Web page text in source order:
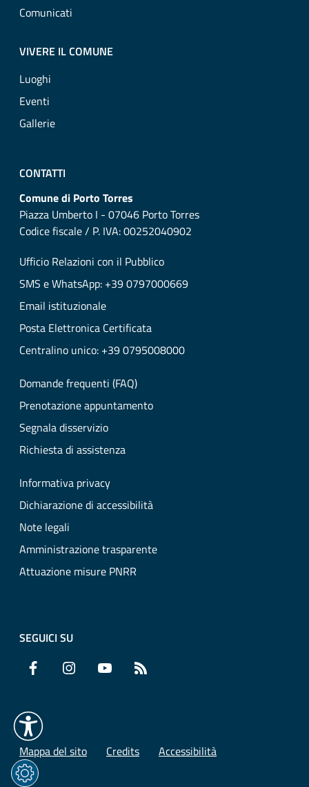
Comunicati
VIVERE IL COMUNE
Luoghi
Eventi
Gallerie
CONTATTI
Comune di Porto Torres
Piazza Umberto I - 07046 Porto Torres
Codice fiscale / P. IVA: 00252040902
Ufficio Relazioni con il Pubblico
SMS e WhatsApp: +39 0797000669
Email istituzionale
Posta Elettronica Certificata
Centralino unico: +39 0795008000
Domande frequenti (FAQ)
Prenotazione appuntamento
Segnala disservizio
Richiesta di assistenza
Informativa privacy
Dichiarazione di accessibilità
Note legali
Amministrazione trasparente
Attuazione misure PNRR
SEGUICI SU
Facebook Instagram YouTube
Mappa del sito Credits Accessibilità